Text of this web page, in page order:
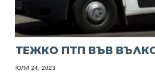
ТЕЖКО ПТП ВЪВ
ЮЛИ 24, 2023